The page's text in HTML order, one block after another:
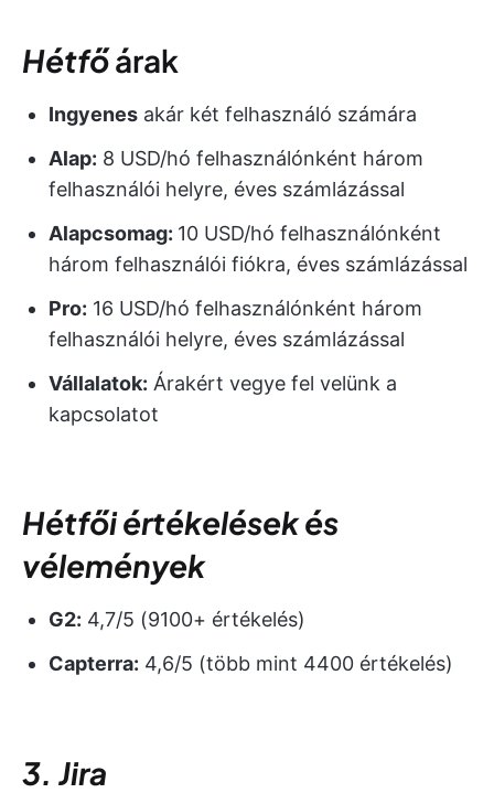
Hétfőárak
Ingyenes akár két felhasználó számára
Alap: 8 USD/hó felhasználónként három
felhasználói helyre, éves számlázással
Alapcsomag: 10 USD/hó felhasználónként
három felhasználói fiókra, éves számlázással
Pro: 16 USD/hó felhasználónként három
felhasználói helyre, éves számlázással
Vállalatok: Árakért vegye fel velünk a
kapcsolatot
Hétfői értékelések és
vélemények
G2: 4,7/5 (9100+ értékelés)
Capterra: 4,6/5 (több mint 4400 értékelés)
3. Jira